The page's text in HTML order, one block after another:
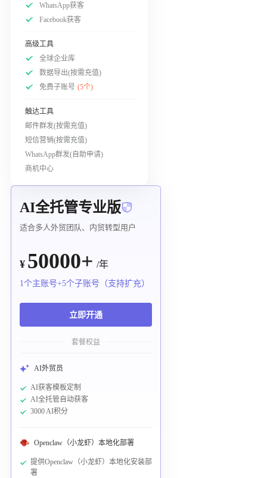
WhatsApp获客
Facebook获客
高级工具
全球企业库
数据导出(按需充值)
免费子账号 (5个)
触达工具
邮件群发(按需充值)
短信营销(按需充值)
WhatsApp群发(自助申请)
商机中心
AI全托管专业版
适合多人外贸团队、内贸转型用户
¥ 50000+ /年
1个主账号+5个子账号（支持扩充）
立即开通
套餐权益
AI外贸员
AI获客模板定制
AI全托管自动获客
3000 AI积分
Openclaw（小龙虾）本地化部署
提供Openclaw（小龙虾）本地化安装部
署